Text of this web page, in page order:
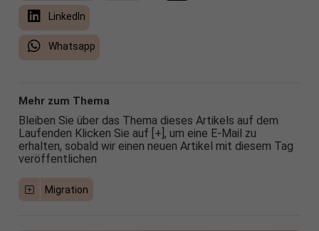
LinkedIn
Whatsapp
Mehr zum Thema
Bleiben Sie über das Thema dieses Artikels auf dem
Laufenden Klicken Sie auf [+], um eine E-Mail zu
erhalten, sobald wir einen neuen Artikel mit diesem Tag
veröffentlichen
Migration